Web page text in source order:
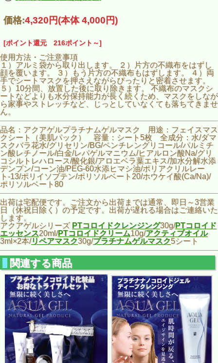
価格:4,320円(本体 4,000円)
[ポイント還元 216ポイント～]
使用方法・ご注意事項
１）アルミ袋から取り出します。 ２）片方の不織布をはずし
顔を覆います。 ３）もう片方の不織布もはずします。 ４）両
手でシートマスクを押さえながらぴったりと密着させます。
５）10分間、放置した後に取り除きます。 不織布のマスクシ
ートなどよりも水分保持能力が長く続くため、マスクをしなが
ら家事やストレッチなど、じっとしていなくても落ちてきませ
ん。
品名：アクアゲルプラチナムゲルマスク 用途：フェイスマス
クシート（美肌パック） 容量：シート5枚 全成分：水/ダマ
スクバラ花水/グリセリン/BG/ペンチレングリコール/パルミチ
ン酸レチノール/白金/レパゲルマニウム/ヒアルロン酸Na/グリ
コシルトレハロース/酸化銀/アロエベラ葉エキス/加水分解水添
デンプン/コーン油/PEG-60水添ヒマシ油/ポリアクリルレー
ト-13/ポリイソブテン/ポリソルベート20/ホウケイ酸(Ca/Na)/
ポリソルベート80
出荷は宅配便です。ご注文から出荷までは通常、即日～3営業
日（休祝日除く）の予定です。出荷が遅れる場合はご連絡いた
します。
アクアゲルシリーズ PTコロイドクレンジング30g/PTコロイド
エッセンス20ml/PTコロイドクリーム10g/アクティブオイル
3ml×2本/リペアマスク30g/プラチナムゲルマスク5シート
関連する商品